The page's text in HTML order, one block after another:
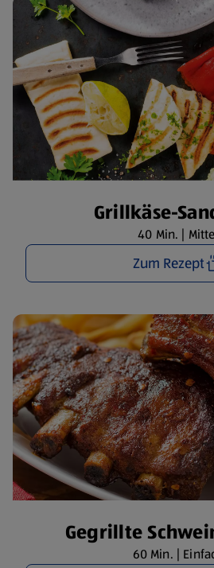
Grillkäse-
40 Min. |
Zum Rezept
Gegrillte
60 Min. |